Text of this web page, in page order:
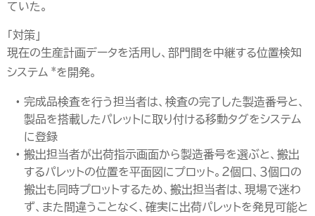
ていた。
「対策」
現在の生産計画データを活用し、部門間を中継する位置検知
システム *を開発。
完成品検査を行う担当者は、検査の完了した製造番号と、
製品を搭載したパレットに取り付ける移動タグをシステム
に登録
搬出担当者が出荷指示画面から製造番号を選ぶと、搬出
するパレットの位置を平面図にプロット。２個口、３個口の
搬出も同時プロットするため、搬出担当者は、現場で迷わ
ず、また間違うことなく、確実に出荷パレットを発見可能と